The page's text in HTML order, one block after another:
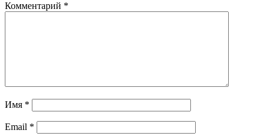
Комментарий *
Имя *
Email *